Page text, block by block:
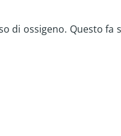
di ossigeno. Questo fa